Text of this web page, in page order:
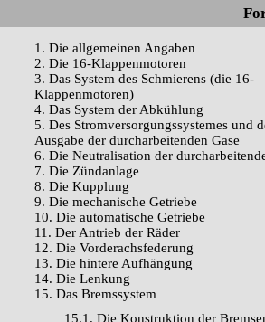
1. Die allgemeinen Angaben
2. Die 16-Klappenmotoren
3. Das System des Schmierens (die 16-
Klappenmotoren)
4. Das System der Abkühlung
5. Des Stromversorgungssystemes und
Ausgabe der durcharbeitenden Gase
6. Die Neutralisation der
7. Die Zündanlage
8. Die Kupplung
9. Die mechanische Getriebe
10. Die automatische Getriebe
11. Der Antrieb der Räder
12. Die Vorderachsfederung
13. Die hintere Aufhängung
14. Die Lenkung
15. Das Bremssystem
15.1. Die Konstruktion der